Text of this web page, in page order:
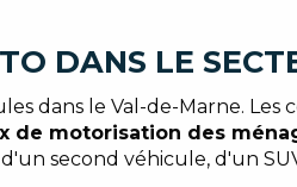
DANS LE
dans le Val-de-Marne. Les
de motorisation des
second véhicule, d'un